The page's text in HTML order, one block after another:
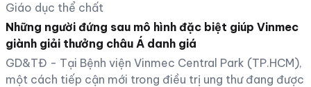
Giáo dục thể chất
Những người đứng sau mô hình đặc biệt giúp Vinmec
giành giải thưởng châu Á danh giá
GD&TĐ - Tại Bệnh viện Vinmec Central Park (TP.HCM),
một cách tiếp cận mới trong điều trị ung thư đang được